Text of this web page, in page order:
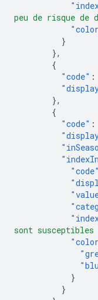
peu de risque de
}
},
{
"code" :
},
{
"code" :
"code"
sont susceptibles
}
}